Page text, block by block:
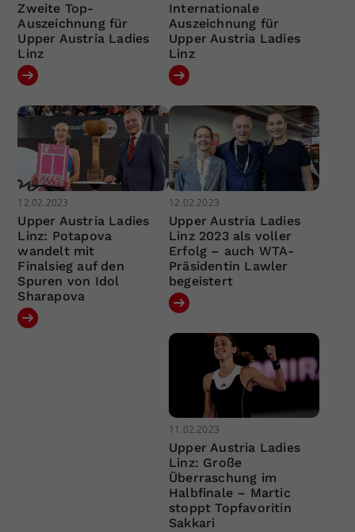
Zweite Top-
Auszeichnung für
Upper Austria Ladies
Linz
Internationale
Auszeichnung für
Upper Austria Ladies
Linz
12.02.2023
Upper Austria Ladies
Linz: Potapova
wandelt mit
Finalsieg auf den
Spuren von Idol
Sharapova
12.02.2023
Upper Austria Ladies
Linz 2023 als voller
Erfolg – auch WTA-
Präsidentin Lawler
begeistert
11.02.2023
Upper Austria Ladies
Linz: Große
Überraschung im
Halbfinale – Martic
stoppt Topfavoritin
Sakkari